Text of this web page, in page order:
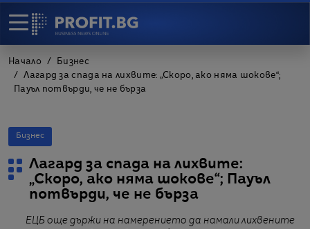
Начало
Бизнес
Лагард за спада на лихвите: „Скоро, ако няма шокове“;
Пауъл потвърди, че не бърза
Бизнес
Лагард за спада на лихвите:
„Скоро, ако няма шокове“; Пауъл
потвърди, че не бърза
ЕЦБ още държи на намерението да намали лихвените